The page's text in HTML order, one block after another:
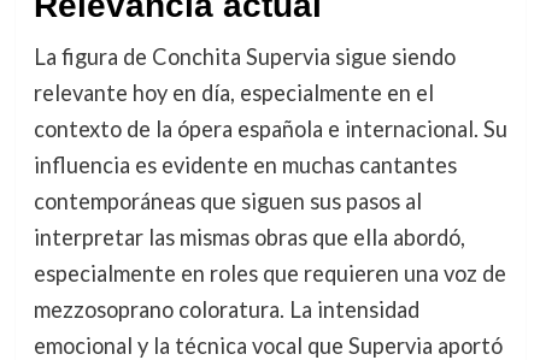
La figura de Conchita Supervia sigue siendo
relevante hoy en día, especialmente en el
contexto de la ópera española e internacional. Su
influencia es evidente en muchas cantantes
contemporáneas que siguen sus pasos al
interpretar las mismas obras que ella abordó,
especialmente en roles que requieren una voz de
mezzosoprano coloratura. La intensidad
emocional y la técnica vocal que Supervia aportó